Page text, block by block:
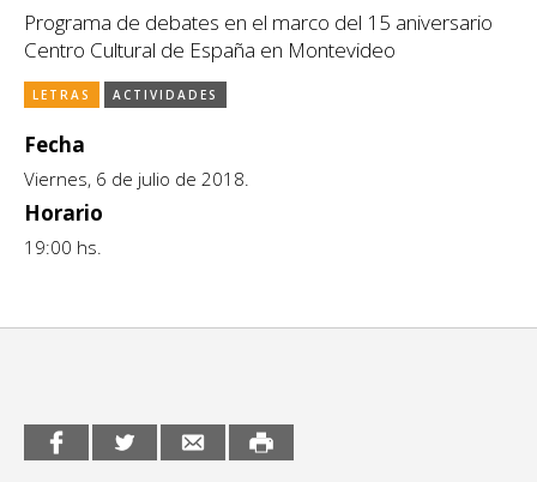
CCE en el interior/libros
Espacio itinerante de lectura infantil
Exposiciones
Formación
Género y Diversidad
Infantil y Juvenil
Letras
Programa de debates en el marco del 15 aniversario
Centro Cultural de España en Montevideo
LETRAS ACTIVIDADES
Fecha
Viernes, 6 de julio de 2018.
Horario
19:00 hs.